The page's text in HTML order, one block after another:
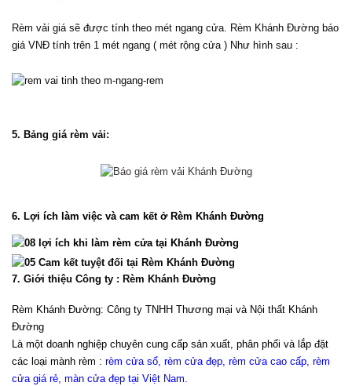
Rèm vải giá sẽ được tính theo mét ngang cửa. Rèm Khánh Đường báo
giá VNĐ tính trên 1 mét ngang ( mét rộng cửa ) Như hình sau :
5. Bảng giá rèm vải:
6. Lợi ích làm việc và cam kết ở Rèm Khánh Đường
7. Giới thiệu Công ty : Rèm Khánh Đường
Rèm Khánh Đường: Công ty TNHH Thương mại và Nội thất Khánh
Đường
Là một doanh nghiệp chuyên cung cấp sản xuất, phân phối và lắp đặt
các loại mành rèm : rèm cửa sổ, rèm cửa đẹp, rèm cửa cao cấp, rèm
cửa giá rẻ, màn cửa đẹp tại Việt Nam.